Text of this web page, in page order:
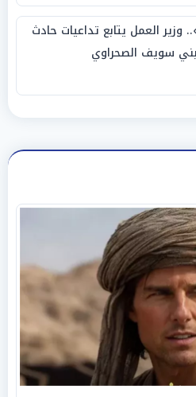
وزير العمل يتابع تداعيات حادث
سويف الصحراوي